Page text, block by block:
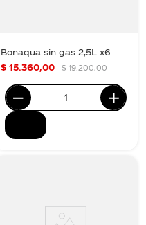
Bonaqua sin gas 2,5L x6
$ 15.360,00 $ 19.200,00